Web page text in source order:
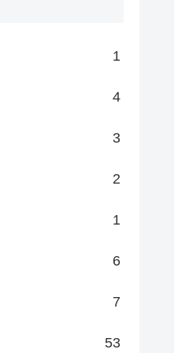
1
4
3
2
1
6
7
53